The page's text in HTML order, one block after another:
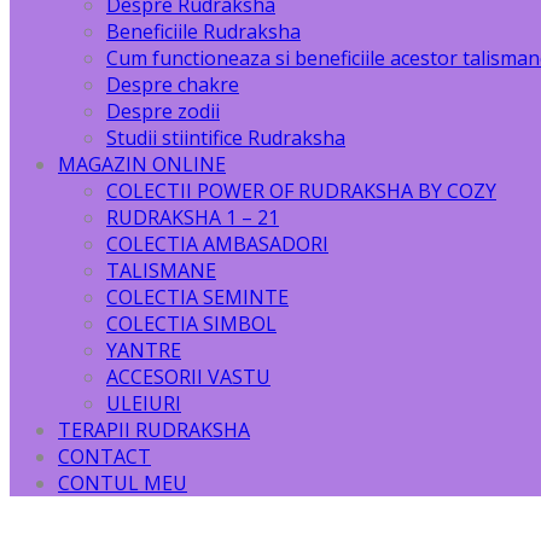
Beneficiile Rudraksha
Cum functioneaza si beneficiile acestor
Despre chakre
Despre zodii
Studii stiintifice Rudraksha
MAGAZIN ONLINE
COLECTII POWER OF RUDRAKSHA BY COZY
RUDRAKSHA 1 – 21
COLECTIA AMBASADORI
TALISMANE
COLECTIA SEMINTE
COLECTIA SIMBOL
YANTRE
ACCESORII VASTU
ULEIURI
TERAPII RUDRAKSHA
CONTACT
CONTUL MEU